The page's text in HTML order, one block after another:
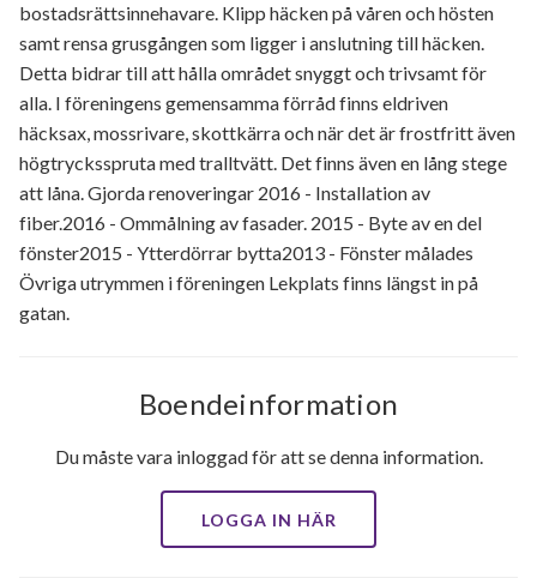
bostadsrättsinnehavare. Klipp häcken på våren och hösten
samt rensa grusgången som ligger i anslutning till häcken.
Detta bidrar till att hålla området snyggt och trivsamt för
alla. I föreningens gemensamma förråd finns eldriven
häcksax, mossrivare, skottkärra och när det är frostfritt även
högtrycksspruta med tralltvätt. Det finns även en lång stege
att låna. Gjorda renoveringar 2016 - Installation av
fiber.2016 - Ommålning av fasader. 2015 - Byte av en del
fönster2015 - Ytterdörrar bytta2013 - Fönster målades
Övriga utrymmen i föreningen Lekplats finns längst in på
gatan.
Boendeinformation
Du måste vara inloggad för att se denna information.
LOGGA IN HÄR